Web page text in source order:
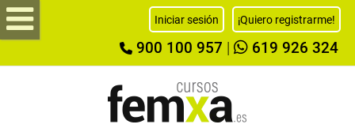
Iniciar sesión ¡Quiero registrarme!
900 100 957 619 926 324